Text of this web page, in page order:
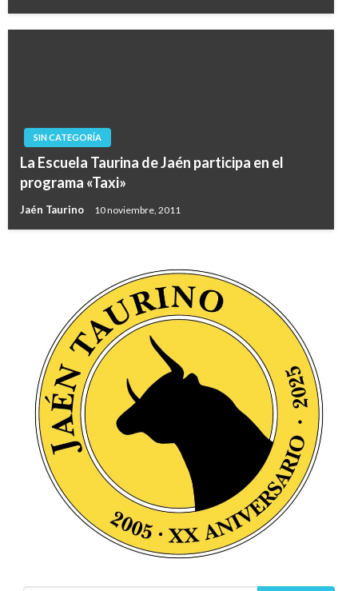
SIN CATEGORÍA
La Escuela Taurina de Jaén participa en el
programa «Taxi»
Jaén Taurino 10 noviembre, 2011